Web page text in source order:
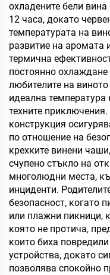
охладените бели
12 часа, докато
температурата на
развитие на аромата
термична
постоянно
любителите на
идеална температура
техните
конструкция
по отношение на
крехките винени
счупено стъкло на
многолюдни места,
инциденти.
безопасност, когато
или плажни пикници,
която не протича,
които биха
устройства, докато
позволява спокойно